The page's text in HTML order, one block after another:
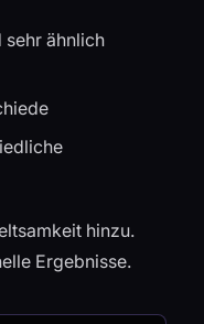
ähnlich
hinzu.
Ergebnisse.